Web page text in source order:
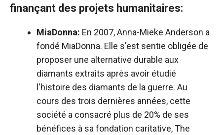
finançant des projets humanitaires:
MiaDonna: En 2007, Anna-Mieke Anderson a
fondé MiaDonna. Elle s'est sentie obligée de
proposer une alternative durable aux
diamants extraits après avoir étudié
l'histoire des diamants de la guerre. Au
cours des trois dernières années, cette
société a consacré plus de 20% de ses
bénéfices à sa fondation caritative, The